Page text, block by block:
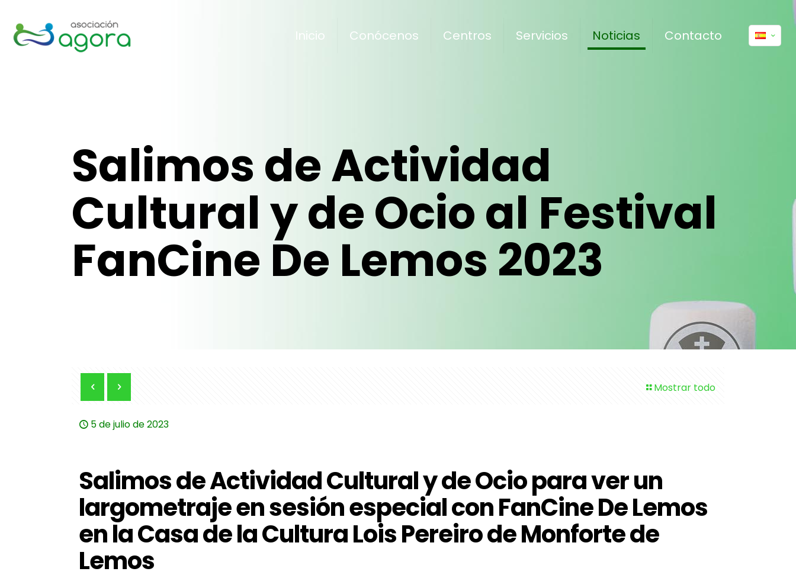
Inicio Conócenos Centros Servicios Noticias Contacto
Salimos de Actividad
Cultural y de Ocio al Festival
FanCine De Lemos 2023
Mostrar todo
5 de julio de 2023
Salimos de Actividad Cultural y de Ocio para ver un
largometraje en sesión especial con FanCine De Lemos
en la Casa de la Cultura Lois Pereiro de Monforte de
Lemos